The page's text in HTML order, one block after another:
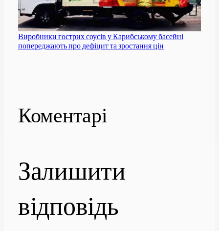
Виробники гострих соусів у Карибському басейні
попереджають про дефіцит та зростання цін
Коментарі
Залишити
відповідь